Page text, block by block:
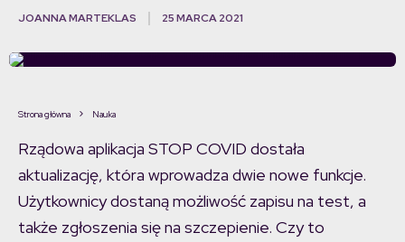
JOANNA MARTEKLAS 25 MARCA 2021
Strona główna Nauka
Rządowa aplikacja STOP COVID dostała
aktualizację, która wprowadza dwie nowe funkcje.
Użytkownicy dostaną możliwość zapisu na test, a
także zgłoszenia się na szczepienie. Czy to